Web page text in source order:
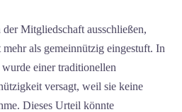
Mitgliedschaft ausschließen,
als gemeinnützig eingestuft. In
einer traditionellen
versagt, weil sie keine
Dieses Urteil könnte